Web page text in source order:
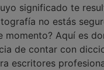
significado te
no estás
momento? Aquí es
de contar con
escritores